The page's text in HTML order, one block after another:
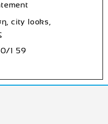
city looks,
1 59